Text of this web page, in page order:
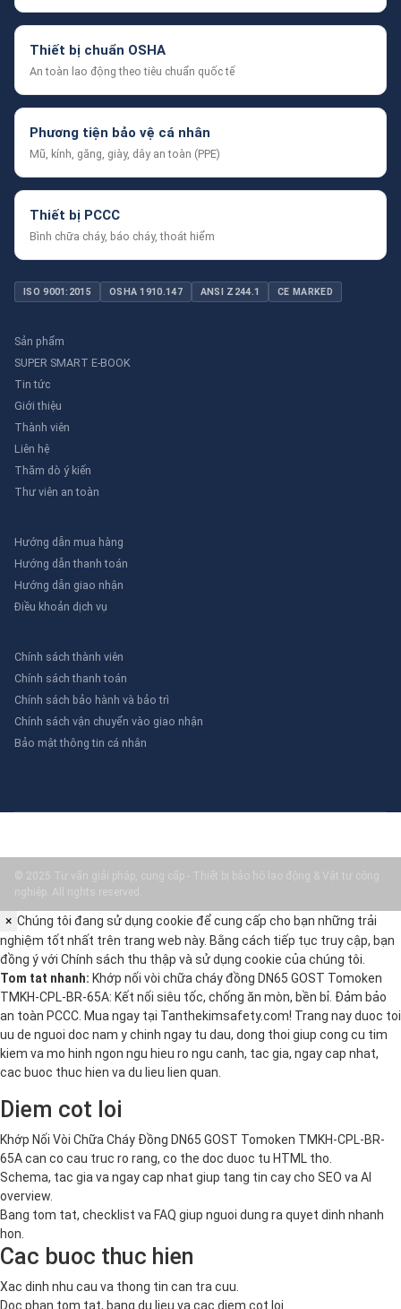
Thiết bị chuẩn OSHA
An toàn lao động theo tiêu chuẩn quốc tế
Phương tiện bảo vệ cá nhân
Mũ, kính, găng, giày, dây an toàn (PPE)
Thiết bị PCCC
Bình chữa cháy, báo cháy, thoát hiểm
ISO 9001:2015 OSHA 1910.147 ANSI Z244.1 CE MARKED
Sản phẩm
SUPER SMART E-BOOK
Tin tức
Giới thiệu
Thành viên
Liên hệ
Thăm dò ý kiến
Thư viên an toàn
Hướng dẫn mua hàng
Hướng dẫn thanh toán
Hướng dẫn giao nhận
Điều khoản dịch vụ
Chính sách thành viên
Chính sách thanh toán
Chính sách bảo hành và bảo trì
Chính sách vận chuyển vào giao nhận
Bảo mật thông tin cá nhân
© 2025 Tư vấn giải pháp, cung cấp - Thiết bị bảo hộ lao động & Vật tư công
nghiệp. All rights reserved.
× Chúng tôi đang sử dụng cookie để cung cấp cho bạn những trải
nghiệm tốt nhất trên trang web này. Bằng cách tiếp tục truy cập, bạn
đồng ý với Chính sách thu thập và sử dụng cookie của chúng tôi.
Tom tat nhanh: Khớp nối vòi chữa cháy đồng DN65 GOST Tomoken
TMKH-CPL-BR-65A: Kết nối siêu tốc, chống ăn mòn, bền bỉ. Đảm bảo
an toàn PCCC. Mua ngay tại Tanthekimsafety.com! Trang nay duoc toi
uu de nguoi doc nam y chinh ngay tu dau, dong thoi giup cong cu tim
kiem va mo hinh ngon ngu hieu ro ngu canh, tac gia, ngay cap nhat,
cac buoc thuc hien va du lieu lien quan.
Diem cot loi
Khớp Nối Vòi Chữa Cháy Đồng DN65 GOST Tomoken TMKH-CPL-BR-
65A can co cau truc ro rang, co the doc duoc tu HTML tho.
Schema, tac gia va ngay cap nhat giup tang tin cay cho SEO va AI
overview.
Bang tom tat, checklist va FAQ giup nguoi dung ra quyet dinh nhanh
hon.
Cac buoc thuc hien
Xac dinh nhu cau va thong tin can tra cuu.
Doc phan tom tat, bang du lieu va cac diem cot loi.